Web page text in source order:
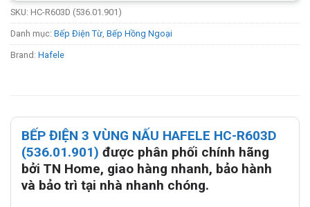
SKU: HC-R603D (536.01.901)
Danh mục: Bếp Điện Từ, Bếp Hồng Ngoại
Brand: Hafele
BẾP ĐIỆN 3 VÙNG NẤU HAFELE HC-R603D
(536.01.901) được phân phối chính hãng
bởi TN Home, giao hàng nhanh, bảo hành
và bảo trì tại nhà nhanh chóng.